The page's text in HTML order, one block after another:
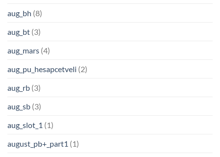
aug_bh (8)
aug_bt (3)
aug_mars (4)
aug_pu_hesapcetveli (2)
aug_rb (3)
aug_sb (3)
aug_slot_1 (1)
august_pb+_part1 (1)